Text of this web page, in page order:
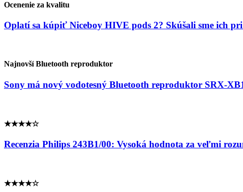
Ocenenie za kvalitu
Oplatí sa kúpiť Niceboy HIVE pods 2? Skúšali sme ich
Najnovší Bluetooth reproduktor
Sony má nový vodotesný Bluetooth reproduktor SRX-
★★★★☆
Recenzia Philips 243B1/00: Vysoká hodnota za veľmi
★★★★☆